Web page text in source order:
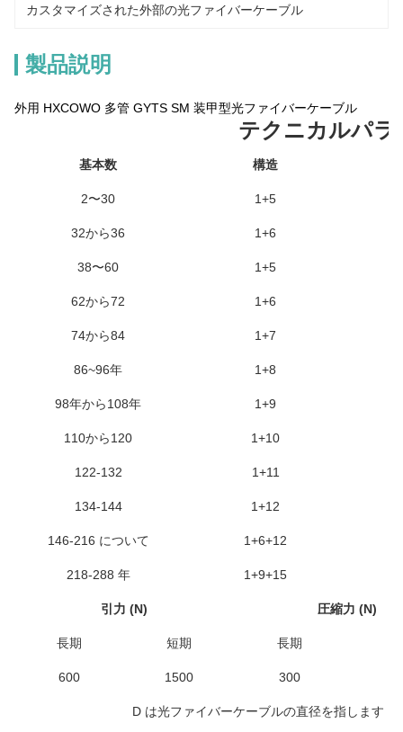
カスタマイズされた外部の光ファイバーケーブル
製品説明
外用 HXCOWO 多管 GYTS SM 装甲型光ファイバーケーブル
テクニカルパラ
基本数 構造
2〜30 1+5
32から36 1+6
38〜60 1+5
62から72 1+6
74から84 1+7
86~96年 1+8
98年から108年 1+9
110から120 1+10
122-132 1+11
134-144 1+12
146-216 について 1+6+12
218-288 年 1+9+15
引力 (N) 圧縮力 (N)
長期 短期 長期
600 1500 300
D は光ファイバーケーブルの直径を指します